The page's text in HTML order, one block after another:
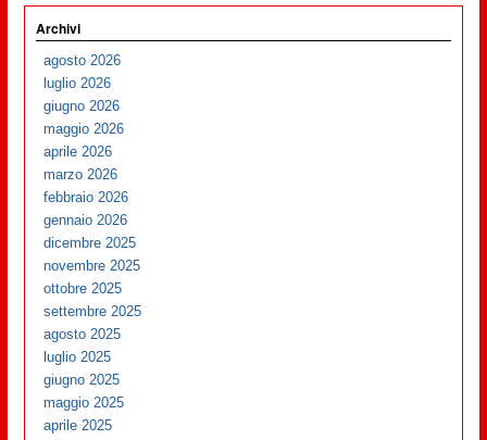
Archivi
agosto 2026
luglio 2026
giugno 2026
maggio 2026
aprile 2026
marzo 2026
febbraio 2026
gennaio 2026
dicembre 2025
novembre 2025
ottobre 2025
settembre 2025
agosto 2025
luglio 2025
giugno 2025
maggio 2025
aprile 2025